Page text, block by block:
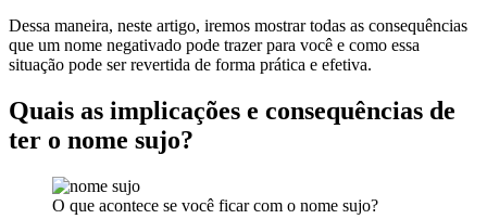
Dessa maneira, neste artigo, iremos mostrar todas as consequências
que um nome negativado pode trazer para você e como essa
situação pode ser revertida de forma prática e efetiva.
Quais as implicações e consequências de
ter o nome sujo?
O que acontece se você ficar com o nome sujo?